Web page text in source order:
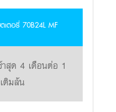
เตอรี่ 70B24L MF
สุด 4 เดือนต่อ 1
ติมล้น